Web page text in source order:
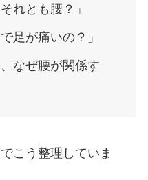
れとも腰？」
足が痛いの？」
なぜ腰が関係す
こう整理していま